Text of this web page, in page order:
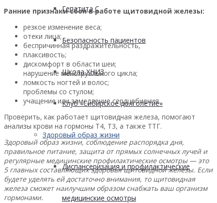
Гепатита С
Безопасность пациентов
Школа ХНИЗ
Клуб «Сибирское долголетие»
Здоровый образ жизни
Диспансеризация и профилактические
медицинские осмотры
Ранние признаки сбоя в работе щитовидной железы:
резкое изменение веса;
отеки лица;
беспричинная раздражительность,
плаксивость;
дискомфорт в области шеи;
нарушение менструального цикла;
ломкость ногтей и волос;
проблемы со стулом;
учащение или замедление сердцебиения.
Проверить, как работает щитовидная железа, помогают
анализы крови на гормоны Т4, Т3, а также ТТГ.
Здоровый образ жизни, соблюдение распорядка дня,
правильное питание, защита от прямых солнечных лучей и
регулярные медицинские профилактические осмотры — это
5 главных составляющих здоровья щитовидной железы. Если
будете уделять ей достаточно внимания, то щитовидная
железа сможет наилучшим образом снабжать ваш организм
гормонами.